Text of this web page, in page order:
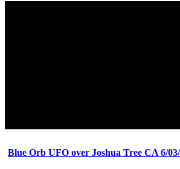
Blue Orb UFO over Joshua Tree CA 6/